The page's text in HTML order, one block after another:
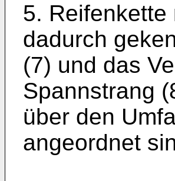
5. Reifenkette
dadurch
(7) und das
Spannstrang
über den
angeordnet